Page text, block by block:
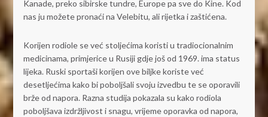
Kanade, preko sibirske tundre, Europe pa sve do Kine. Kod
nas ju možete pronaći na Velebitu, ali rijetka i zaštićena.
Korijen rodiole se već stoljećima koristi u tradiocionalnim
medicinama, primjerice u Rusiji gdje još od 1969. ima status
lijeka. Ruski sportaši korijen ove biljke koriste već
desetljećima kako bi poboljšali svoju izvedbu te se oporavili
brže od napora. Razna studija pokazala su kako rodiola
poboljšava izdržljivost i snagu, vrijeme oporavka od napora,